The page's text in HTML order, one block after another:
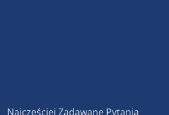
Najczęściej Zadawane Pytania